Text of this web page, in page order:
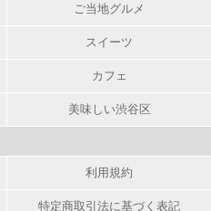
ご当地グルメ
スイーツ
カフェ
美味しい渋谷区
利用規約
特定商取引法に基づく表記